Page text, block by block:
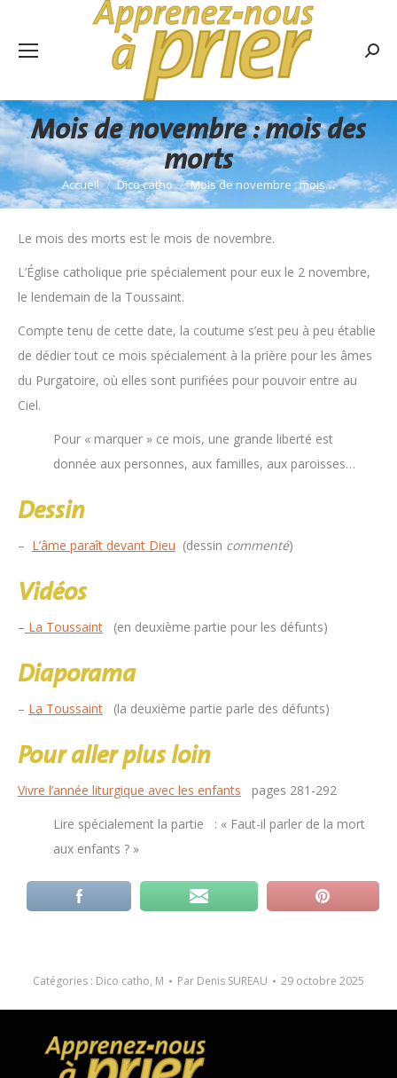
Mois de novembre : mois des
morts
Vous êtes ici :
Accueil Dico catho Mois de novembre : mois…
Le mois des morts est le mois de novembre.
L’Église catholique prie spécialement pour eux le 2 novembre,
le lendemain de la Toussaint.
Compte tenu de cette date, la coutume s’est peu à peu établie
de dédier tout ce mois spécialement à la prière pour les âmes
du Purgatoire, où elles sont purifiées pour pouvoir entre au
Ciel.
Pour « marquer » ce mois, une grande liberté est
donnée aux personnes, aux familles, aux paroisses…
Dessin
– L’âme paraît devant Dieu (dessin commenté)
Vidéos
– La Toussaint (en deuxième partie pour les défunts)
Diaporama
– La Toussaint (la deuxième partie parle des défunts)
Pour aller plus loin
Vivre l’année liturgique avec les enfants pages 281-292
Lire spécialement la partie : « Faut-il parler de la mort
aux enfants ? »
Catégories : Dico catho, M Par Denis SUREAU 29 octobre 2025